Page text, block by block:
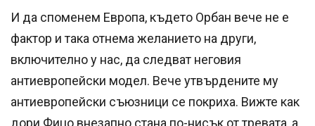
И да споменем Европа, където Орбан вече не е
фактор и така отнема желанието на други,
включително у нас, да следват неговия
антиевропейски модел. Вече утвърдените му
антиевропейски съюзници се покриха. Вижте как